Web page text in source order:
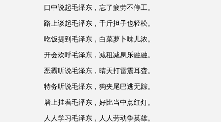
口中说起毛泽东，忘了疲劳不停工。
路上谈起毛泽东，千斤担子也轻松。
吃饭提到毛泽东，白菜萝卜味儿浓。
开会欢呼毛泽东，减租减息乐融融。
恶霸听说毛泽东，晴天打雷震耳聋。
特务听说毛泽东，狗夹尾巴逃无踪。
墙上挂着毛泽东，好比当中点红灯。
人人学习毛泽东，人人劳动争英雄。